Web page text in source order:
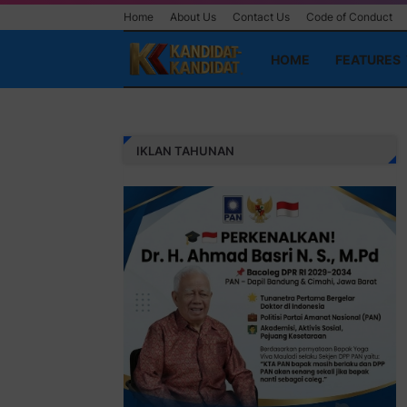
Home About Us Contact Us Code of Conduct
HOME FEATURES
IKLAN TAHUNAN